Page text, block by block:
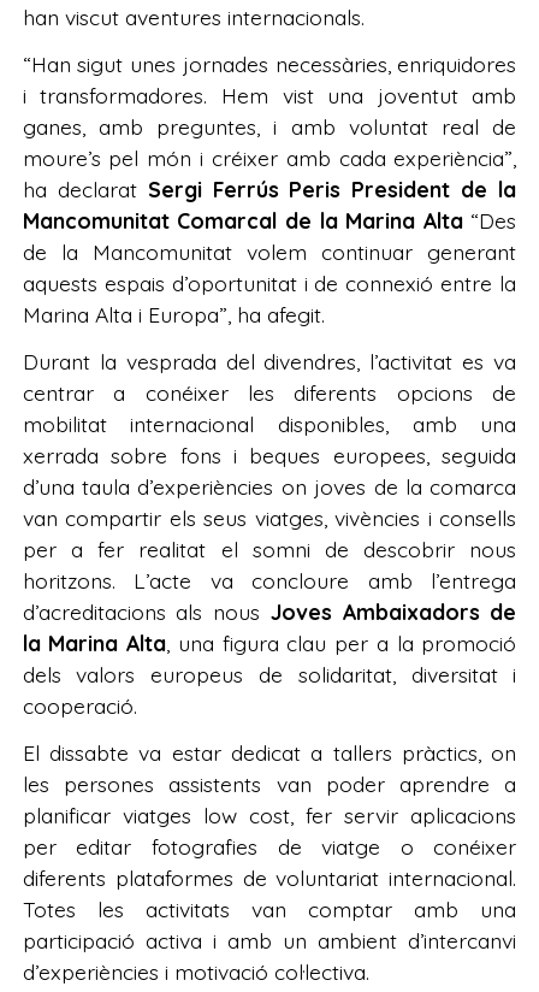
han viscut aventures internacionals.
“Han sigut unes jornades necessàries, enriquidores
i transformadores. Hem vist una joventut amb
ganes, amb preguntes, i amb voluntat real de
moure’s pel món i créixer amb cada experiència”,
ha declaratSergi Ferrús Peris President de la
Mancomunitat Comarcal de la Marina Alta “Des
de la Mancomunitat volem continuar generant
aquests espais d’oportunitat i de connexió entre la
Marina Alta i Europa”, ha afegit.
Durant la vesprada del divendres, l’activitat es va
centrar a conéixer les diferents opcions de
mobilitat internacional disponibles, amb una
xerrada sobre fons i beques europees, seguida
d’una taula d’experiències on joves de la comarca
van compartir els seus viatges, vivències i consells
per a fer realitat el somni de descobrir nous
horitzons. L’acte va concloure amb l’entrega
d’acreditacions als nous Joves Ambaixadors de
la Marina Alta , una figura clau per a la promoció
dels valors europeus de solidaritat, diversitat i
cooperació.
El dissabte va estar dedicat a tallers pràctics, on
les persones assistents van poder aprendre a
planificar viatges low cost, fer servir aplicacions
per editar fotografies de viatge o conéixer
diferents plataformes de voluntariat internacional.
Totes les activitats van comptar amb una
participació activa i amb un ambient d’intercanvi
d’experiències i motivació col·lectiva.